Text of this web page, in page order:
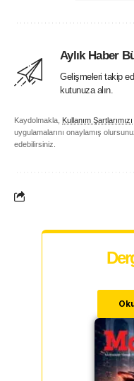
Aylık Haber
Gelişmeleri takip
kutunuza alın.
Kaydolmakla, Kullanım Şartlarımızı
uygulamalarını onaylamış
edebilirsiniz.